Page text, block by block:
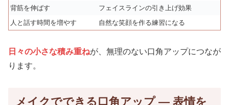
背筋を伸ばす
フェイスラインの引き上げ効果
人と話す時間を増やす
自然な笑顔を作る練習になる
日々の小さな積み重ねが、無理のない口角アップにつなが
ります。
メイクでできる口角アップ ― 表情を